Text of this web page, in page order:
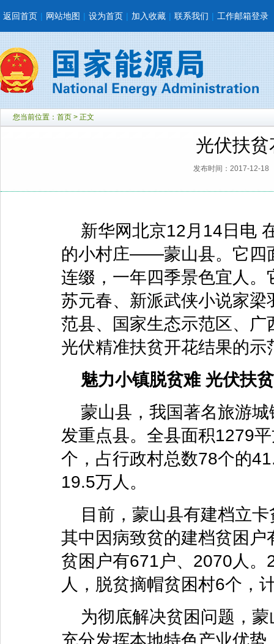
返回首页 | 网站地图 | 设为首页 | 加入收藏 | 联系我们 | 工作邮箱登录
您当前位置： 首页 > 正文
光伏扶
发布时间：2017-12-18
新华网北京12月14日电
的小村庄——蒙山县。它四
连缀，一年四季景色宜人
苏元春、新派武侠小说家
范县、国家生态示范区、
光伏精准扶贫开花结果的示
魅力小镇脱贫难 光伏扶
蒙山县，我国著名旅游城
发重点县。全县面积1279
个，占行政村总数78个的
19.5万人。
目前，蒙山县有建档立卡
其中因病致贫的建档贫困
贫困户有671户、2070人
人，脱贫摘帽贫困村6个，
为彻底解决贫困问题，蒙
充分发挥本地特色产业优